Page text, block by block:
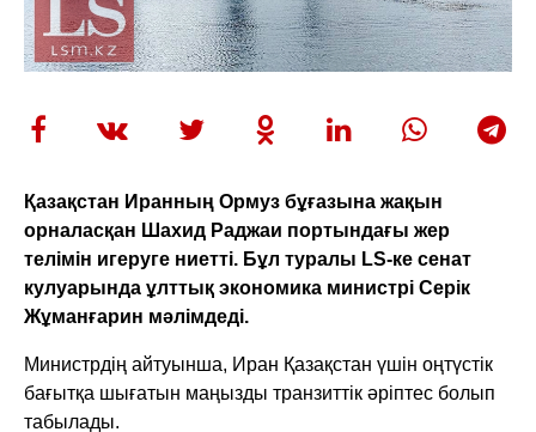
Қазақстан Иранның Ормуз бұғазына жақын
орналасқан Шахид Раджаи портындағы жер
телімін игеруге ниетті. Бұл туралы LS-ке сенат
кулуарында ұлттық экономика министрі Серік
Жұманғарин мәлімдеді.
Министрдің айтуынша, Иран Қазақстан үшін оңтүстік
бағытқа шығатын маңызды транзиттік әріптес болып
табылады.